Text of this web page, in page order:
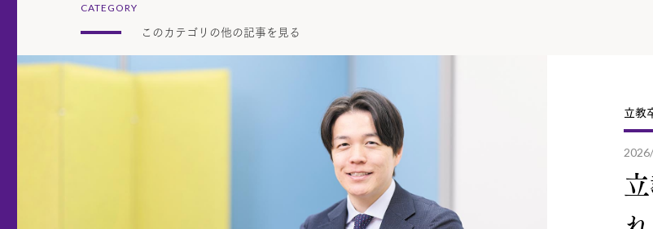
CATEGORY
このカテゴリの他の記事を見る
立教